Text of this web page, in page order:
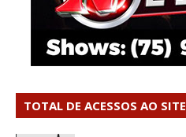
TOTAL DE ACESSOS AO SITE